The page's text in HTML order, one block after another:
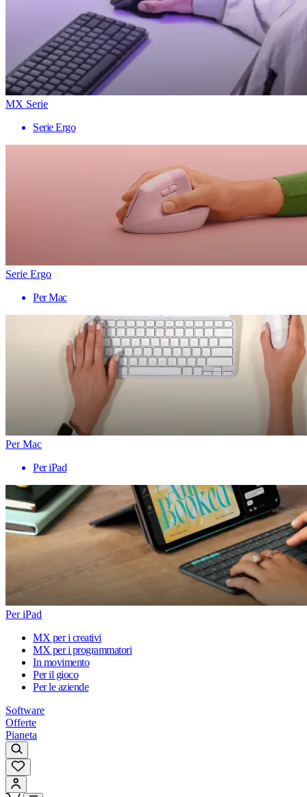
MX Serie
Serie Ergo
Serie Ergo
Per Mac
Per Mac
Per iPad
Per iPad
MX per i creativi
MX per i programmatori
In movimento
Per il gioco
Per le aziende
Software
Offerte
Pianeta